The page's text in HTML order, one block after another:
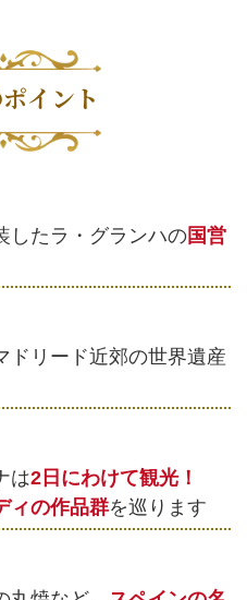
イント
したラ・グランハの国営
ドリード近郊の世界遺産
は2日にわけて観光！
ィの作品群を巡ります